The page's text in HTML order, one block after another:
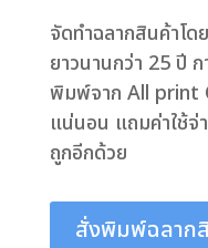
จัดทำฉลากสินค้าโ
ยาวนานกว่า 25 ปี
พิมพ์จาก All print
แน่นอน แถมค่าใช้จ่
ถูกอีกด้วย
สั่งพิมพ์ฉลาก